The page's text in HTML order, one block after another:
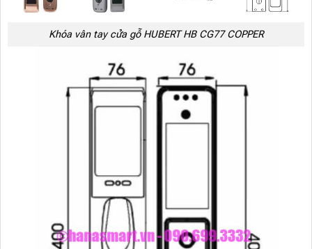
Khóa vân tay cửa gỗ HUBERT HB CG77 COPPER